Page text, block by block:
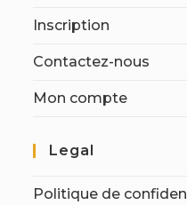
Inscription
Contactez-nous
Mon compte
Legal
Politique de